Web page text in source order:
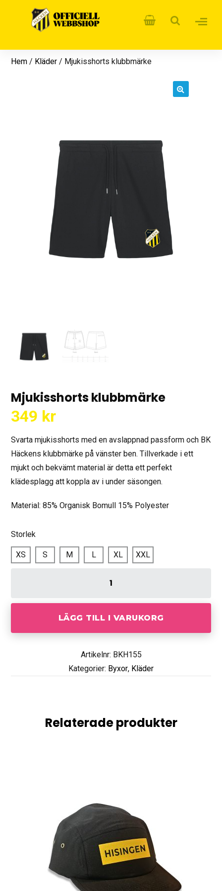
Hem / Kläder / Mjukisshorts klubbmärke
Mjukisshorts klubbmärke
349 kr
Svarta mjukisshorts med en avslappnad passform och BK
Häckens klubbmärke på vänster ben. Tillverkade i ett
mjukt och bekvämt material är detta ett perfekt
klädesplagg att koppla av i under säsongen.
Material: 85% Organisk Bomull 15% Polyester
Storlek
XS S M L XL XXL
LÄGG TILL I VARUKORG
Artikelnr: BKH155
Kategorier: Byxor, Kläder
Relaterade produkter